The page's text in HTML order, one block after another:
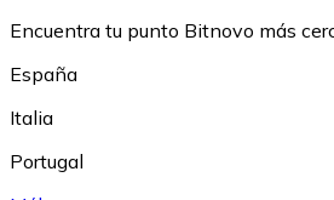
Encuentra tu punto Bitnovo más
España
Italia
Portugal